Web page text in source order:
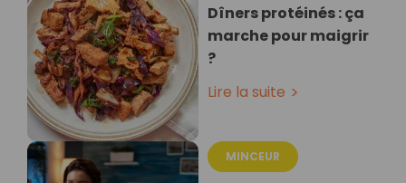
Dîners protéinés : ça
marche pour maigrir
?
Lire la suite
MINCEUR